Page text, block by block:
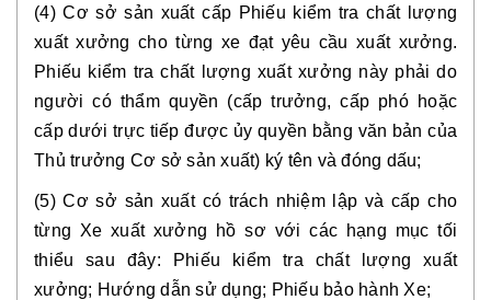
(4) Cơ sở sản xuất cấp Phiếu kiểm tra chất lượng
xuất xưởng cho từng xe đạt yêu cầu xuất xưởng.
Phiếu kiểm tra chất lượng xuất xưởng này phải do
người có thẩm quyền (cấp trưởng, cấp phó hoặc
cấp dưới trực tiếp được ủy quyền bằng văn bản của
Thủ trưởng Cơ sở sản xuất) ký tên và đóng dấu;
(5) Cơ sở sản xuất có trách nhiệm lập và cấp cho
từng Xe xuất xưởng hồ sơ với các hạng mục tối
thiểu sau đây: Phiếu kiểm tra chất lượng xuất
xưởng; Hướng dẫn sử dụng; Phiếu bảo hành Xe;